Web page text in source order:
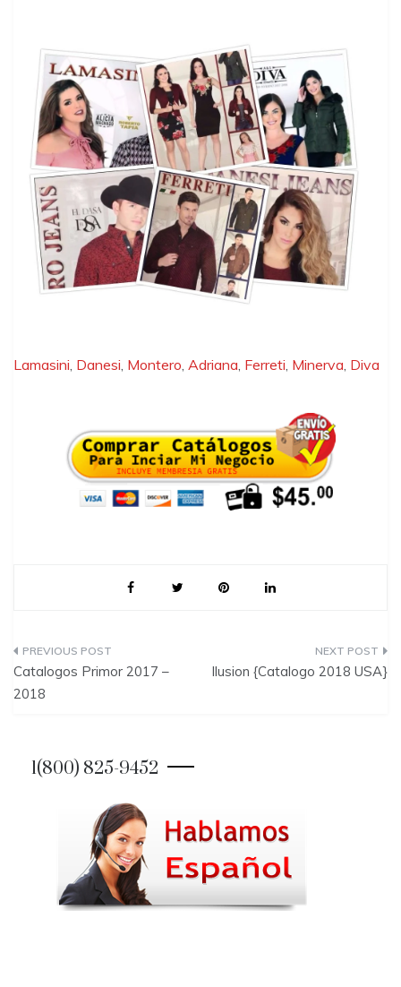
Lamasini Danesi Montero Adriana Ferreti Minerva Diva
P
o
Catalogos Primor 2017 –
2018
Ilusion {Catalogo 2018 USA}
1(800) 825-9452